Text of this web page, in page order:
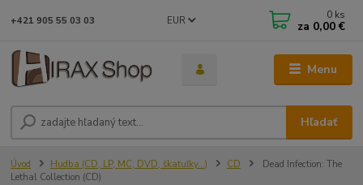
Menu
EUR
Hľadať
+421 905 55 03 03 0 ks
za 0,00 €
Úvod Hudba (CD, LP, MC, DVD, škatuľky...) CD
Dead Infection: The
Lethal Collection (CD)